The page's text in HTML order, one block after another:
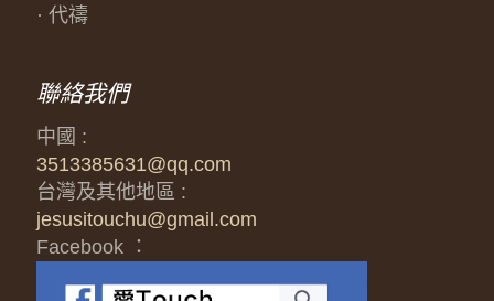
· 代禱
聯絡我們
中國 :
3513385631@qq.com
台灣及其他地區 :
jesusitouchu@gmail.com
Facebook ：